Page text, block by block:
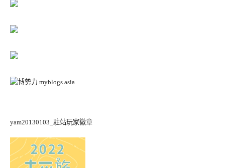
yam20130103_駐站玩家徽章